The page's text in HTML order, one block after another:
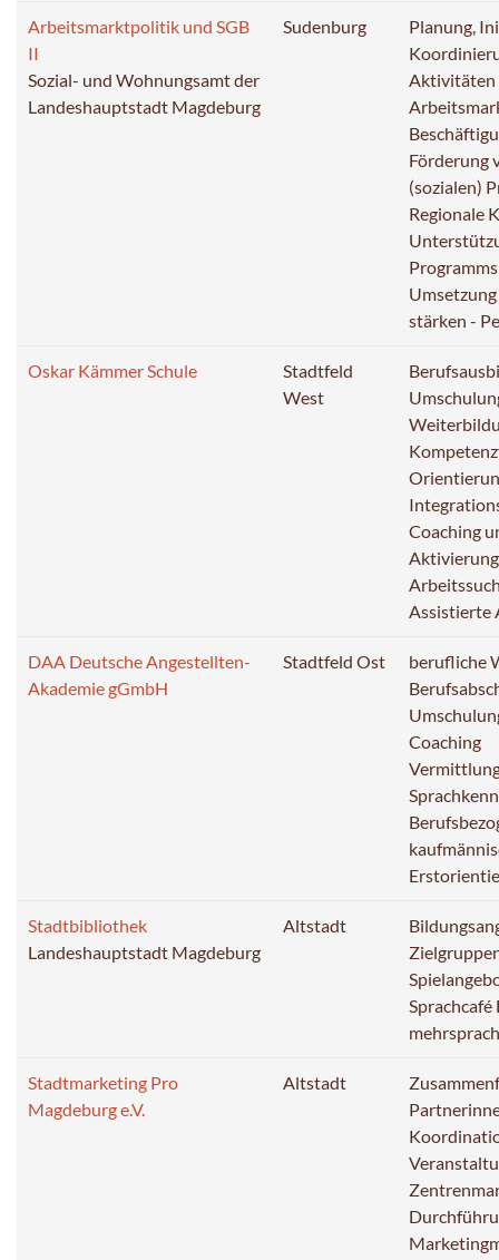
Arbeitsmarktpolitik und SGB
II
Sozial- und Wohnungsamt der
Landeshauptstadt Magdeburg
Sudenburg
Planung,
Aktivitäten
Förderung
(sozialen)
Regionale
stärken -
Oskar Kämmer Schule
Stadtfeld
West
Coaching
Assistierte
DAA Deutsche Angestellten-
Akademie gGmbH
Stadtfeld Ost
berufliche
Coaching
Stadtbibliothek
Landeshauptstadt Magdeburg
Altstadt
Stadtmarketing Pro
Magdeburg e.V.
Altstadt